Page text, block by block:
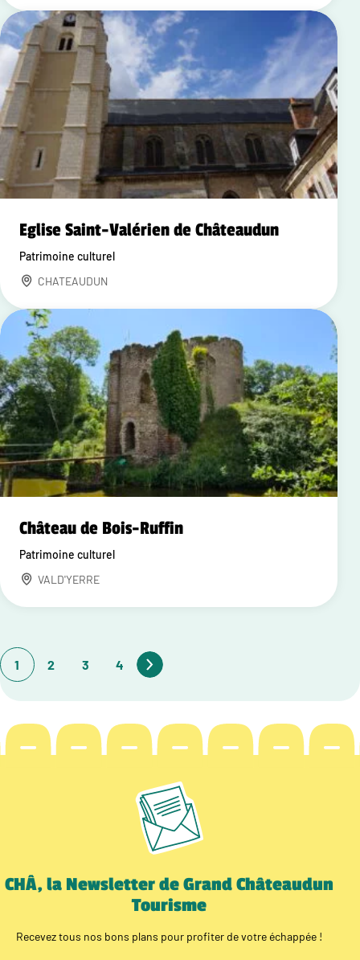
Eglise Saint-Valérien de Châteaudun
Patrimoine culturel
CHATEAUDUN
Château de Bois-Ruffin
Patrimoine culturel
VALD'YERRE
1 2 3 4
CHÂ, la Newsletter de Grand Châteaudun
Tourisme
Recevez tous nos bons plans pour profiter de votre échappée !